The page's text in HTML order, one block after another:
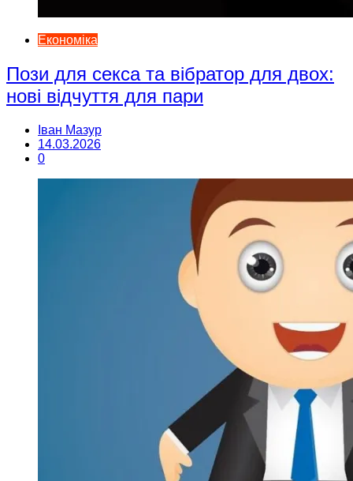
Економіка
Пози для секса та вібратор для двох:
нові відчуття для пари
Іван Мазур
14.03.2026
0